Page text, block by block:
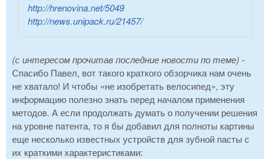
http://hrenovina.net/5049
http://news.unipack.ru/21457/
(с интересом прочитав последние новости по теме) -
Спасибо Павел, вот такого краткого обзорчика нам очень
не хватало! И чтобы «не изобретать велосипед», эту
информацию полезно знать перед началом применения
методов. А если продолжать думать о получении решения
на уровне патента, то я бы добавил для полноты картины
еще несколько известных устройств для зубной пасты с
их краткими характеристиками: